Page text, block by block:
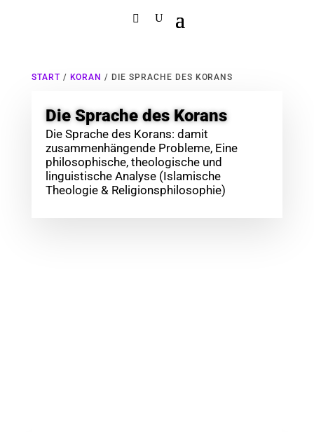
START / KORAN / DIE SPRACHE DES KORANS
Die Sprache des Korans
Die Sprache des Korans: damit
zusammenhängende Probleme, Eine
philosophische, theologische und
linguistische Analyse (Islamische
Theologie & Religionsphilosophie)